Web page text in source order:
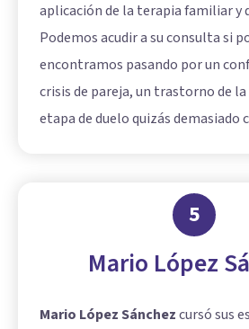
aplicación de la terapia familiar y
Podemos acudir a su consulta si
encontramos pasando por un
crisis de pareja, un trastorno de la
etapa de duelo quizás demasiado
5
Mario López
Mario López Sánchezcursó sus